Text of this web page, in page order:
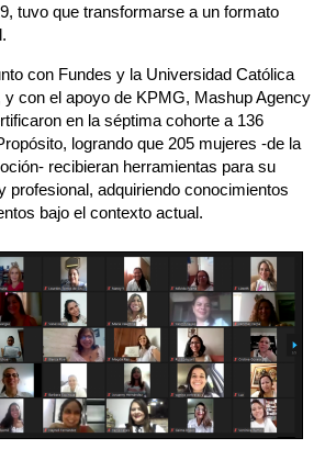
tuvo que transformarse a un formato
con Fundes y la Universidad Católica
con el apoyo de KPMG, Mashup Agency
en la séptima cohorte a 136
logrando que 205 mujeres -de la
recibieran herramientas para su
profesional, adquiriendo conocimientos
bajo el contexto actual.